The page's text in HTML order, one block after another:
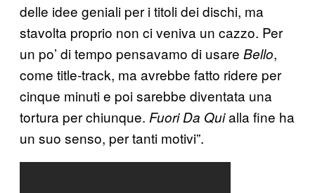
delle idee geniali per i titoli dei dischi, ma
stavolta proprio non ci veniva un cazzo. Per
un po’ di tempo pensavamo di usare Bello,
come title-track, ma avrebbe fatto ridere per
cinque minuti e poi sarebbe diventata una
tortura per chiunque. Fuori Da Quialla fine ha
un suo senso, per tanti motivi”.